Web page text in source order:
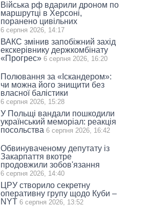
Війська рф вдарили дроном по
маршрутці в Херсоні,
поранено цивільних
6 серпня 2026, 14:17
ВАКС змінив запобіжний захід
екскерівнику держкомбінату
«Прогрес» 6 серпня 2026, 16:20
Полювання за «Іскандером»:
чи можна його знищити без
власної балістики
6 серпня 2026, 15:28
У Польщі вандали пошкодили
український меморіал: реакція
посольства 6 серпня 2026, 16:42
Обвинуваченому депутату із
Закарпаття вкотре
продовжили зобов'язання
6 серпня 2026, 14:40
ЦРУ створило секретну
оперативну групу щодо Куби –
NYT 6 серпня 2026, 13:52